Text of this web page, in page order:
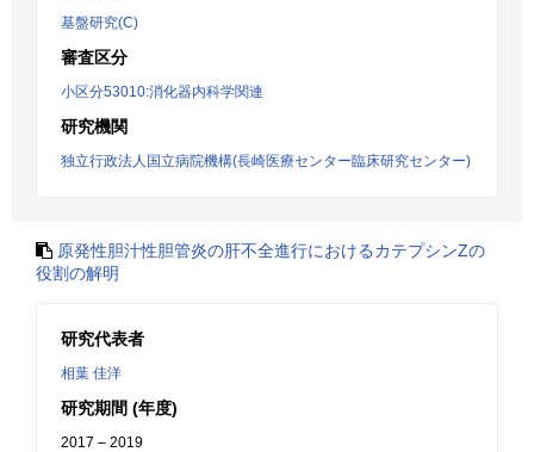
基盤研究(C)
審査区分
小区分53010:消化器内科学関連
研究機関
独立行政法人国立病院機構(長崎医療センター臨床研究センター)
原発性胆汁性胆管炎の肝不全進行におけるカテプシンZの
役割の解明
研究代表者
相葉 佳洋
研究期間 (年度)
2017 – 2019